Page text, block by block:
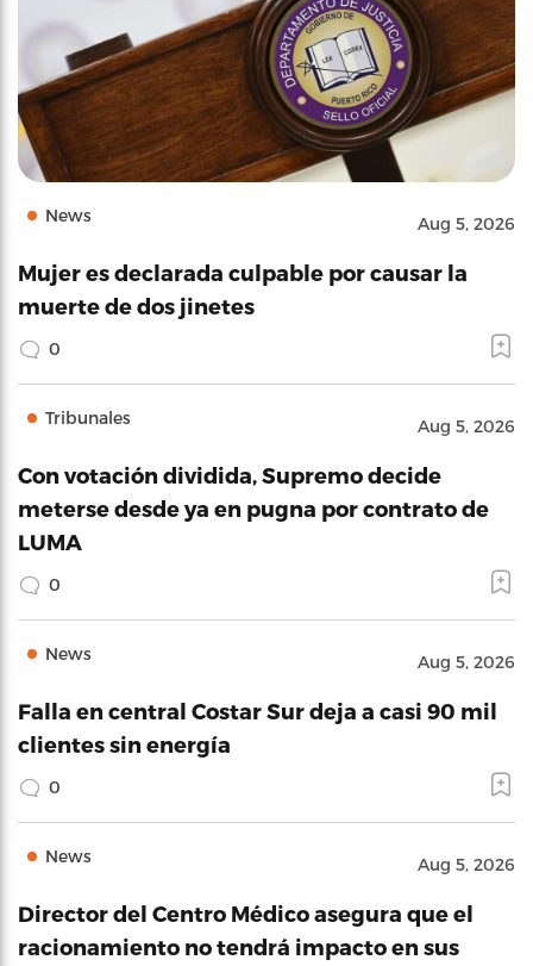
News Aug 5, 2026
Mujer es declarada culpable por causar la
muerte de dos jinetes
0
Tribunales Aug 5, 2026
Con votación dividida, Supremo decide
meterse desde ya en pugna por contrato de
LUMA
0
News Aug 5, 2026
Falla en central Costar Sur deja a casi 90 mil
clientes sin energía
0
News Aug 5, 2026
Director del Centro Médico asegura que el
racionamiento no tendrá impacto en sus